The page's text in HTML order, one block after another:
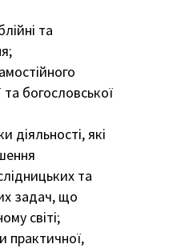
та
та богословської
діяльності, які
та
задач, що
світі;
практичної,